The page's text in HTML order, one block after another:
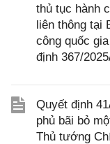
thủ tục hành
liên thông tại
công quốc
định 367/
Quyết định
phủ bãi bỏ
Thủ tướng